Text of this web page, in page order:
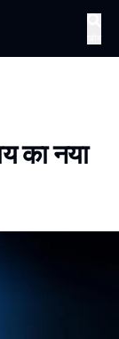
का नया